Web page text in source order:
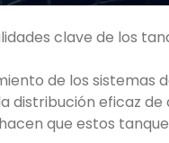
clave de los
de los sistemas
distribución eficaz
que estos